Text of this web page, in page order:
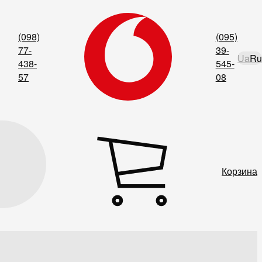
(098)
77-
438-
57
(095)
39-
545-
08
UaRu
Корзина